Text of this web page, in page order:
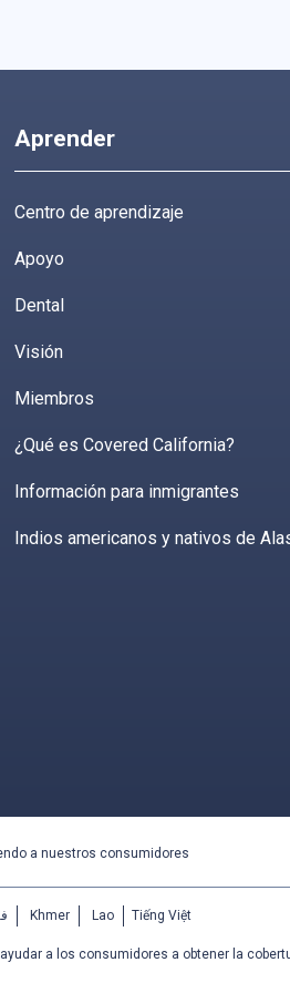
Aprender
Centro de aprendizaje
Apoyo
Dental
Visión
Miembros
¿Qué es Covered California?
Información para inmigrantes
Indios americanos y nativos de
a nuestros consumidores
Khmer Lao Tiếng Việt
a los consumidores a obtener la